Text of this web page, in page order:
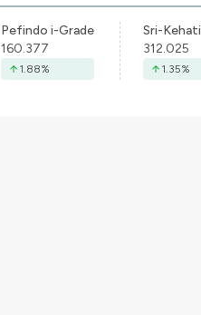
Pefindo i-Grade
160.377
1.88%
Sri-Kehati
312.025
1.35%